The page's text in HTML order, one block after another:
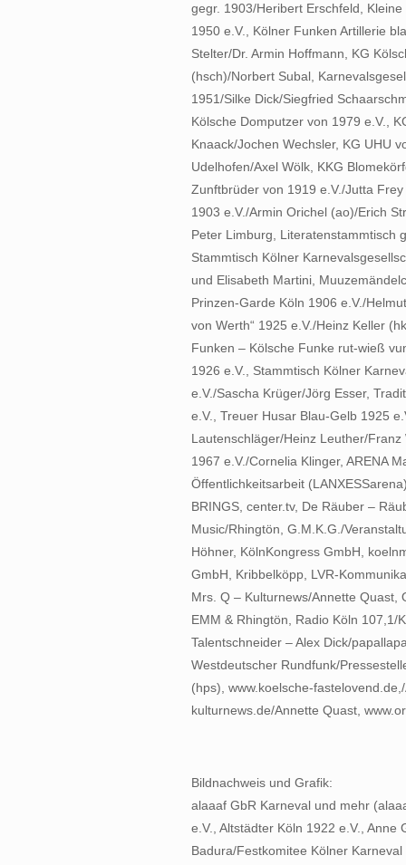
gegr. 1903/Heribert Erschfeld,
1950 e.V., Kölner Funken Artillerie
Stelter/Dr. Armin Hoffmann, KG
(hsch)/Norbert Subal,
1951/Silke Dick/Siegfried
Kölsche Domputzer von 1979 e.V.,
Knaack/Jochen Wechsler, KG UHU
Udelhofen/Axel Wölk, KKG
Zunftbrüder von 1919 e.V./Jutta
1903 e.V./Armin Orichel (ao)/Erich
Peter Limburg, Literatenstammtisch
Stammtisch Kölner
und Elisabeth Martini,
Prinzen-Garde Köln 1906 e.V./
von Werth“ 1925 e.V./Heinz Keller
Funken – Kölsche Funke rut-wieß
1926 e.V., Stammtisch Kölner
e.V./Sascha Krüger/Jörg Esser,
e.V., Treuer Husar Blau-Gelb 1925
Lautenschläger/Heinz Leuther/
1967 e.V./Cornelia Klinger, ARENA
Öffentlichkeitsarbeit
BRINGS, center.tv, De Räuber –
Music/Rhingtön, G.M.K.G./
Höhner, KölnKongress GmbH,
GmbH, Kribbelköpp, LVR-
Mrs. Q – Kulturnews/Annette Quast,
EMM & Rhingtön, Radio Köln 107,1/
Talentschneider – Alex Dick/
Westdeutscher Rundfunk/
(hps), www.koelsche-
kulturnews.de/Annette Quast,
Bildnachweis und Grafik:
alaaaf GbR Karneval und mehr
e.V., Altstädter Köln 1922 e.V.,
Badura/Festkomitee Kölner